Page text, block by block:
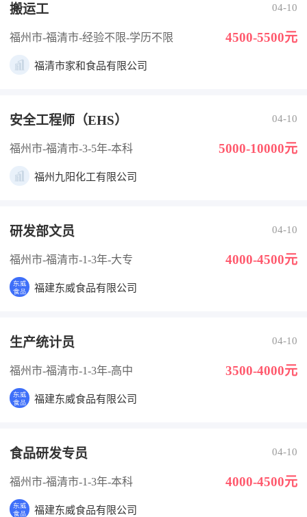
搬运工 04-10
福州市-福清市-经验不限-学历不限 4500-5500元
福清市家和食品有限公司
安全工程师（EHS） 04-10
福州市-福清市-3-5年-本科 5000-10000元
福州九阳化工有限公司
研发部文员 04-10
福州市-福清市-1-3年-大专 4000-4500元
福建东威食品有限公司
生产统计员 04-10
福州市-福清市-1-3年-高中 3500-4000元
福建东威食品有限公司
食品研发专员 04-10
福州市-福清市-1-3年-本科 4000-4500元
福建东威食品有限公司